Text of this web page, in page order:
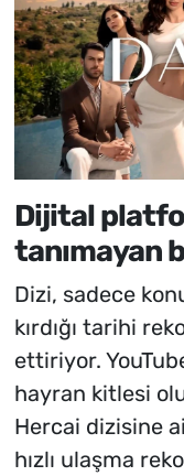
Dijital
tanımayan
Dizi, sadece
kırdığı tarihi
ettiriyor.
hayran kitlesi
Hercai dizisine
hızlı ulaşma